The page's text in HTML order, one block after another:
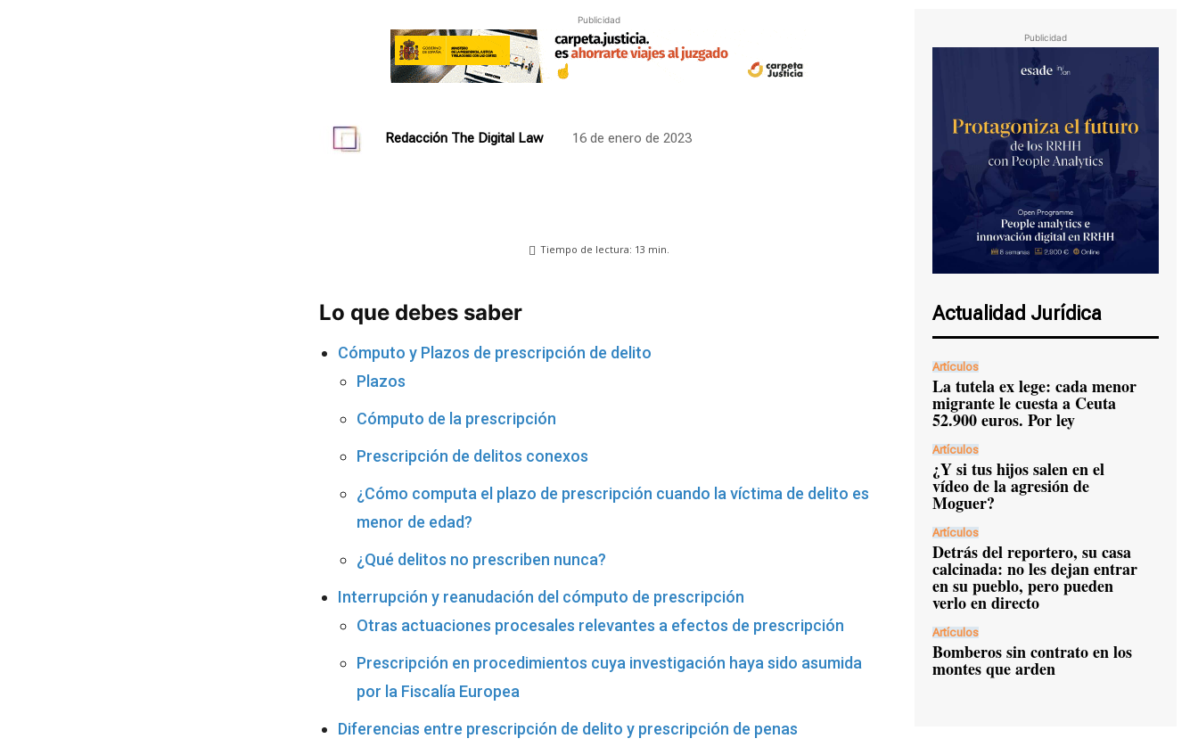
Publicidad
Redacción The Digital Law 16 de enero de 2023
Tiempo de lectura: 13 min.
Lo que debes saber
Cómputo y Plazos de prescripción de delito
Plazos
Cómputo de la prescripción
Prescripción de delitos conexos
¿Cómo computa el plazo de prescripción cuando la víctima de delito es
menor de edad?
¿Qué delitos no prescriben nunca?
Interrupción y reanudación del cómputo de prescripción
Otras actuaciones procesales relevantes a efectos de prescripción
Prescripción en procedimientos cuya investigación haya sido asumida
por la Fiscalía Europea
Diferencias entre prescripción de delito y prescripción de penas
Publicidad
Actualidad Jurídica
Artículos
La tutela ex lege: cada menor
migrante le cuesta a Ceuta
52.900 euros. Por ley
Artículos
¿Y si tus hijos salen en el
vídeo de la agresión de
Moguer?
Artículos
Detrás del reportero, su casa
calcinada: no les dejan entrar
en su pueblo, pero pueden
verlo en directo
Artículos
Bomberos sin contrato en los
montes que arden